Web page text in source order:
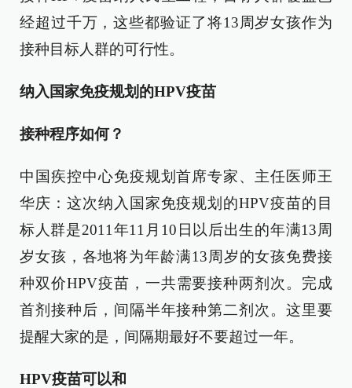
经超过千万，这些都验证了将13周岁女孩作为
接种目标人群的可行性。
纳入国家免疫规划的HPV疫苗
接种程序如何？
中国疾控中心免疫规划首席专家、主任医师王
华庆：这次纳入国家免疫规划的HPV疫苗的目
标人群是2011年11月10日以后出生的年满13周
岁女孩，各地将为年龄满13周岁的女孩免费接
种双价HPV疫苗，一共需要接种两剂次。完成
首剂接种后，间隔半年接种第二剂次。这里要
提醒大家的是，间隔期最好不要超过一年。
HPV疫苗可以和